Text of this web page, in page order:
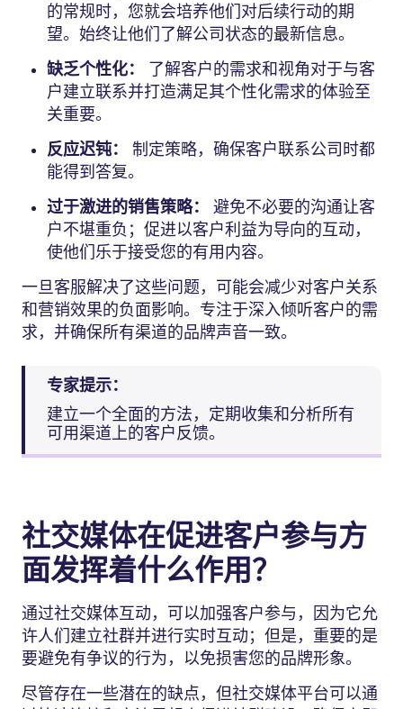
的常规时，您就会培养他们对后续行动的期
望。始终让他们了解公司状态的最新信息。
缺乏个性化：
了解客户的需求和视角对于与客
户建立联系并打造满足其个性化需求的体验至
关重要。
反应迟钝： 制定策略，确保客户联系公司时都
能得到答复。
过于激进的销售策略：
避免不必要的沟通让客
户不堪重负；促进以客户利益为导向的互动，
使他们乐于接受您的有用内容。
一旦客服解决了这些问题，可能会减少对客户关系
和营销效果的负面影响。专注于深入倾听客户的需
求，并确保所有渠道的品牌声音一致。
专家提示：
建立一个全面的方法，定期收集和分析所有
可用渠道上的客户反馈。
社交媒体在促进客户参与方
面发挥着什么作用？
通过社交媒体互动，可以加强客户参与，因为它允
许人们建立社群并进行实时互动；但是，重要的是
要避免有争议的行为，以免损害您的品牌形象。
尽管存在一些潜在的缺点，但社交媒体平台可以通